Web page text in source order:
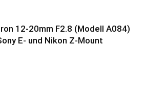
12-20mm F2.8 (Modell A084)
E- und Nikon Z-Mount